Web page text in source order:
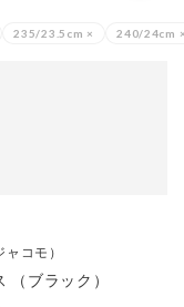
235/23.5cm × 240/24cm
ャコモ）
ブラック）